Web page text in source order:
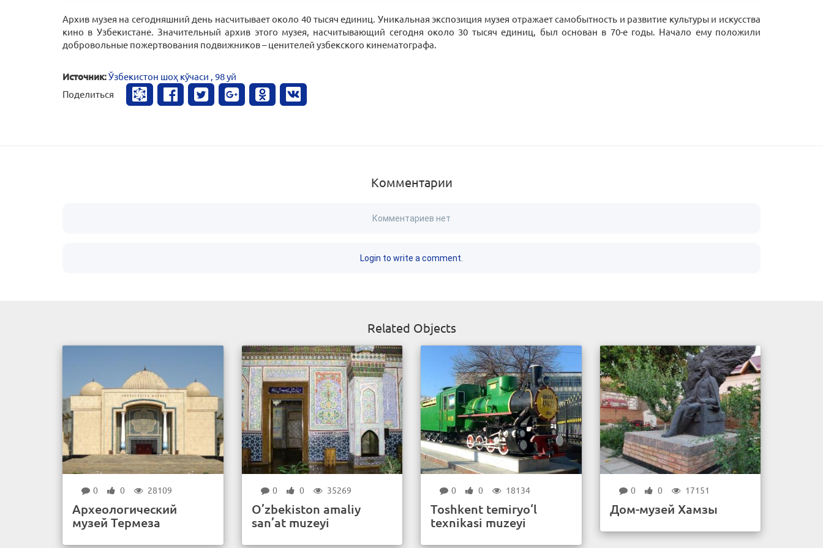
Архив музея на сегодняшний день насчитывает около 40 тысяч единиц. Уникальная экспозиция музея отражает самобытность и развитие культуры и искусства
кино в Узбекистане. Значительный архив этого музея, насчитывающий сегодня около 30 тысяч единиц, был основан в 70-е годы. Начало ему положили
добровольные пожертвования подвижников – ценителей узбекского кинематографа.
Источник:Ўзбекистон шоҳ кўчаси , 98 уй
Поделиться
Комментарии
Комментариев нет
Login to write a comment.
Related Objects
0 0 28109
Археологический
музей Термеза
0 0 35269
O’zbekiston amaliy
san’at muzeyi
0 0 18134
Toshkent temiryo‘l
texnikasi muzeyi
0 0 17151
Дом-музей Хамзы